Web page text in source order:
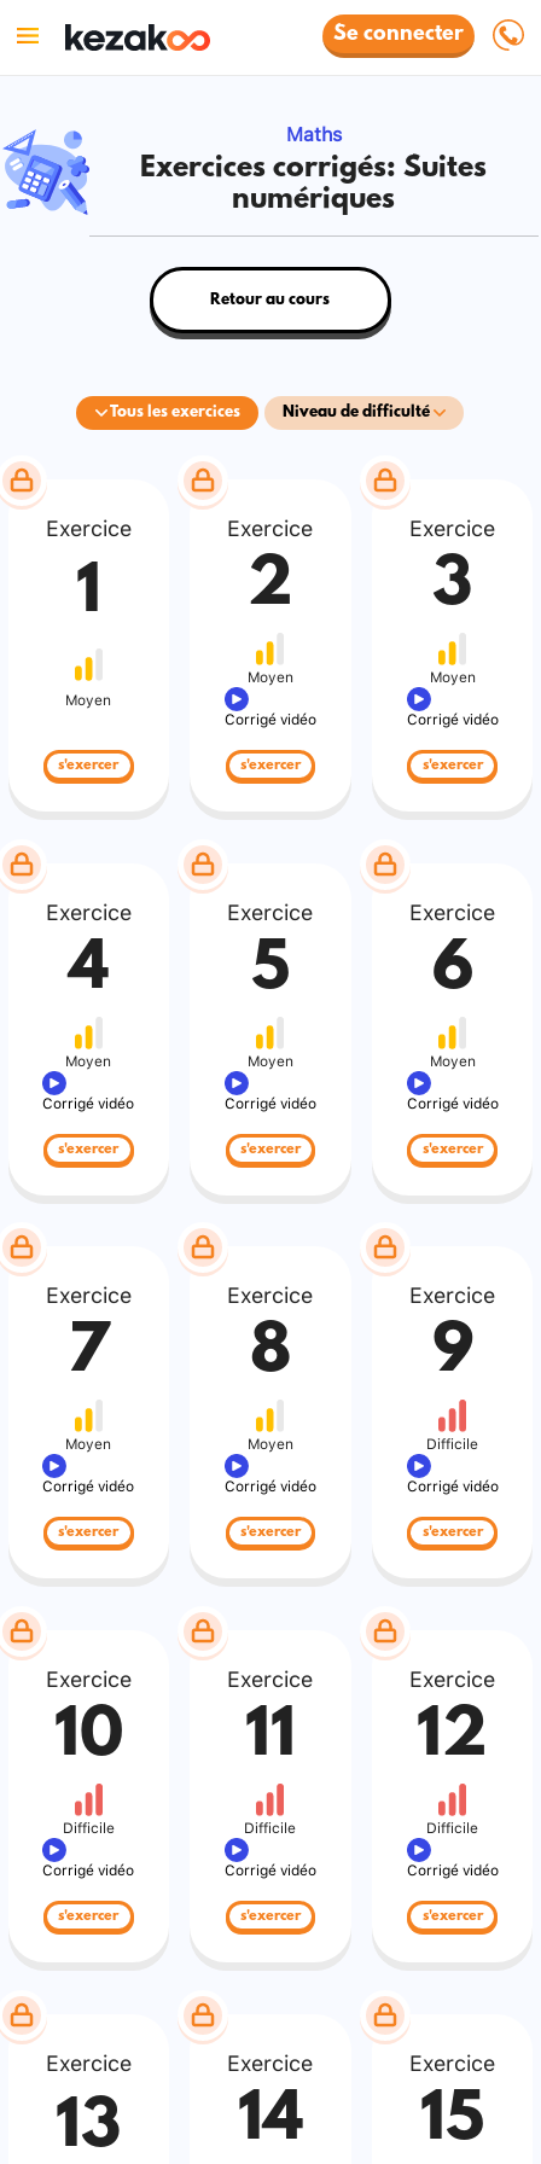
Se connecter
Maths
Exercices corrigés: Suites
numériques
Tous les exercices Niveau de difficulté
Retour au cours
Exercice
1
Moyen
s'exercer
Exercice
2
Moyen
Corrigé vidéo
s'exercer
Exercice
3
Moyen
Corrigé vidéo
s'exercer
Exercice
4
Moyen
Corrigé vidéo
s'exercer
Exercice
5
Moyen
Corrigé vidéo
s'exercer
Exercice
6
Moyen
Corrigé vidéo
s'exercer
Exercice
7
Moyen
Corrigé vidéo
s'exercer
Exercice
8
Moyen
Corrigé vidéo
s'exercer
Exercice
9
Difficile
Corrigé vidéo
s'exercer
Exercice
10
Difficile
Corrigé vidéo
s'exercer
Exercice
11
Difficile
Corrigé vidéo
s'exercer
Exercice
12
Difficile
Corrigé vidéo
s'exercer
Exercice
13
Exercice
14
Exercice
15